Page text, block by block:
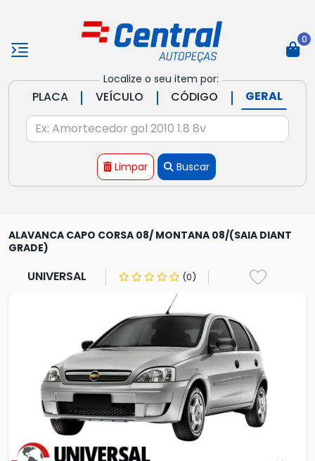
Localize o seu item por:
PLACA | VEÍCULO | CÓDIGO | GERAL
Limpar Buscar
0
ALAVANCA CAPO CORSA 08/ MONTANA 08/(SAIA DIANT
GRADE)
UNIVERSAL (0)